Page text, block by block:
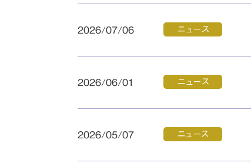
2026/07/06 ニュース
2026/06/01 ニュース
2026/05/07 ニュース